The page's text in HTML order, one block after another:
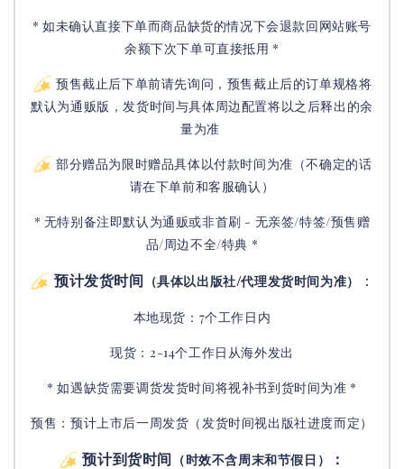
* 如未确认直接下单而商品缺货的情况下会退款回网站账号
余额下次下单可直接抵用 *
预售截止后下单前请先询问，预售截止后的订单规格将
默认为通贩版，发货时间与具体周边配置将以之后释出的余
量为准
部分赠品为限时赠品具体以付款时间为准（不确定的话
请在下单前和客服确认）
* 无特别备注即默认为通贩或非首刷 - 无亲签/特签/预售赠
品/周边不全/特典 *
预计发货时间 （具体以出版社/代理发货时间为准） ：
本地现货：7个工作日内
现货：2-14个工作日从海外发出
* 如遇缺货需要调货发货时间将视补书到货时间为准 *
预售：预计上市后一周发货（发货时间视出版社进度而定）
预计到货时间 （时效不含周末和节假日） ：